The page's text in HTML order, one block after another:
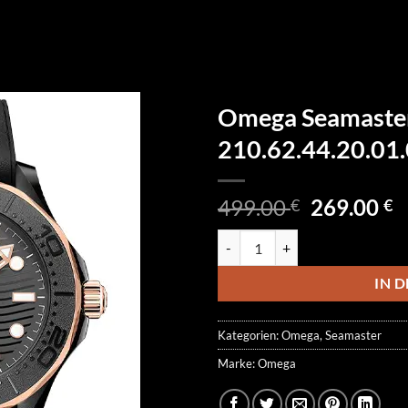
Omega
499.00€
499.00 €
269.00€
IN
Kategorien:Omega, Seamaster
Marke:Omega